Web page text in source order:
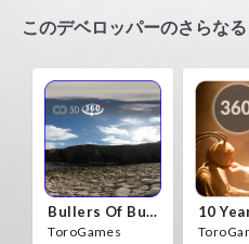
このデベロッパーのさらな
Bullers Of Buchan Aberdeen
ToroGames